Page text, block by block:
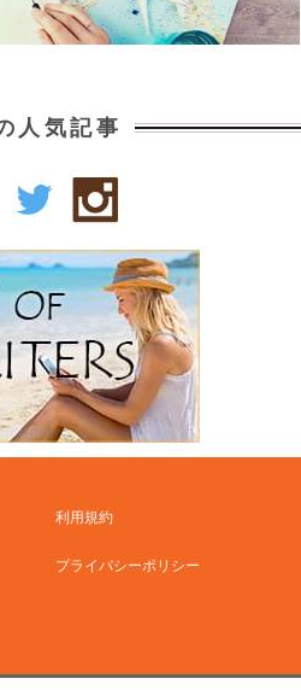
人気記事
利用規約
プライバシーポリシー